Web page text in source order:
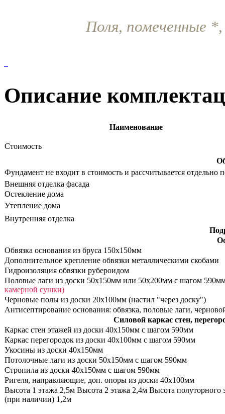
Поля, помеченные *
Описание
Наименование
Стоимость
Фундамент не входит в стоимость и рассчитывается отдельно
Внешняя отделка фасада
Остекление дома
Утепление дома
Внутренняя отделка
Обвязка основания из бруса 150х150мм
Дополнительное крепление обвязки металлическими скобами
Гидроизоляция обвязки рубероидом
Половые лаги из доски 50х150мм или 50х200мм с шагом
камерной сушки)
Черновые полы из доски 20х100мм (настил "через доску")
Антисептирование основания: обвязка, половые лаги,
Силовой каркас стен,
Каркас стен этажей из доски 40х150мм с шагом 590мм
Каркас перегородок из доски 40х100мм с шагом 590мм
Укосины из доски 40х150мм
Потолочные лаги из доски 50х150мм с шагом 590мм
Стропила из доски 40х150мм с шагом 590мм
Ригеля, направляющие, доп. опоры из доски 40х100мм
Высота 1 этажа 2,5м Высота 2 этажа 2,4м Высота полуторного
(при наличии) 1,2м